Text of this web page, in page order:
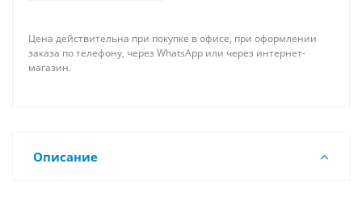
Цена действительна при покупке в офисе, при оформлении
заказа по телефону, через WhatsApp или через интернет-
магазин.
Описание